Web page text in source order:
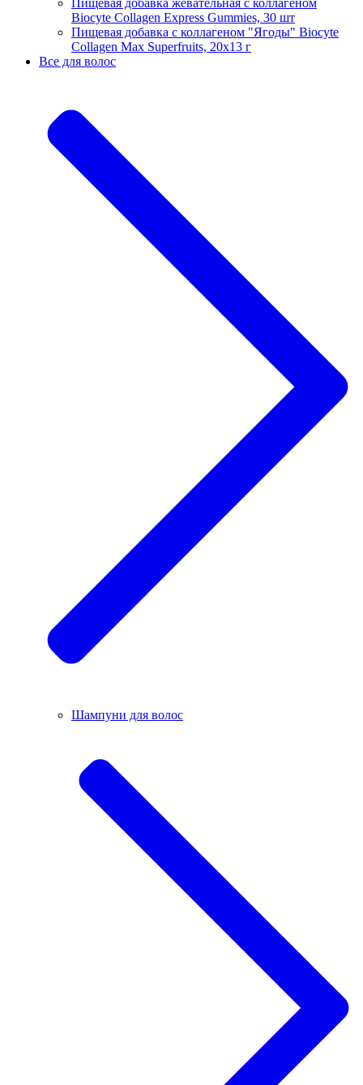
Biocyte Collagen Express Gummies, 30 шт
Пищевая добавка с коллагеном "Ягоды" Biocyte
Collagen Max Superfruits, 20х13 г
Все для волос
Шампуни для волос